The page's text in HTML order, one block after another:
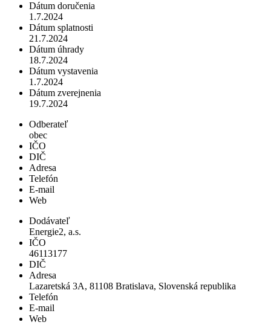
Dátum doručenia
1.7.2024
Dátum splatnosti
21.7.2024
Dátum úhrady
18.7.2024
Dátum vystavenia
1.7.2024
Dátum zverejnenia
19.7.2024
Odberateľ
obec
IČO
DIČ
Adresa
Telefón
E-mail
Web
Dodávateľ
Energie2, a.s.
IČO
46113177
DIČ
Adresa
Lazaretská 3A, 81108 Bratislava, Slovenská republika
Telefón
E-mail
Web